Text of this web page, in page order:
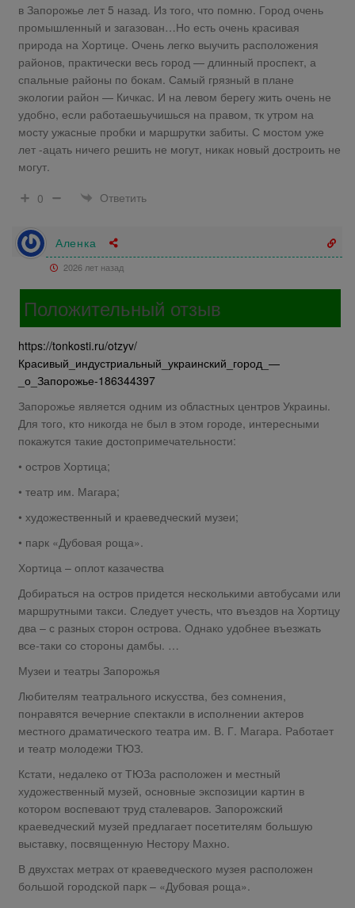
в Запорожье лет 5 назад. Из того, что помню. Город очень
промышленный и загазован…Но есть очень красивая
природа на Хортице. Очень легко выучить расположения
районов, практически весь город — длинный проспект, а
спальные районы по бокам. Самый грязный в плане
экологии район — Кичкас. И на левом берегу жить очень не
удобно, если работаешьучишься на правом, тк утром на
мосту ужасные пробки и маршрутки забиты. С мостом уже
лет -ацать ничего решить не могут, никак новый достроить не
могут.
0
Ответить
Аленка
2026 лет назад
Положительный отзыв
https://tonkosti.ru/otzyv/
Красивый_индустриальный_украинский_город_—
_о_Запорожье-186344397
Запорожье является одним из областных центров Украины.
Для того, кто никогда не был в этом городе, интересными
покажутся такие достопримечательности:
• остров Хортица;
• театр им. Магара;
• художественный и краеведческий музеи;
• парк «Дубовая роща».
Хортица – оплот казачества
Добираться на остров придется несколькими автобусами или
маршрутными такси. Следует учесть, что въездов на Хортицу
два – с разных сторон острова. Однако удобнее въезжать
все-таки со стороны дамбы. …
Музеи и театры Запорожья
Любителям театрального искусства, без сомнения,
понравятся вечерние спектакли в исполнении актеров
местного драматического театра им. В. Г. Магара. Работает
и театр молодежи ТЮЗ.
Кстати, недалеко от ТЮЗа расположен и местный
художественный музей, основные экспозиции картин в
котором воспевают труд сталеваров. Запорожский
краеведческий музей предлагает посетителям большую
выставку, посвященную Нестору Махно.
В двухстах метрах от краеведческого музея расположен
большой городской парк – «Дубовая роща».